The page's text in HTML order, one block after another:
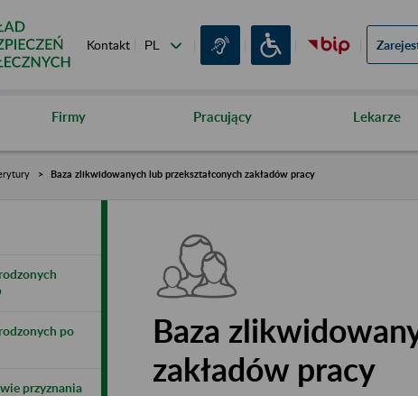
Kontakt
Firmy Pracujący Lekarze
Baza zlikwidowanych lub przekształconych zakładów pracy
po
przyznania
Baza
zakładów pracy